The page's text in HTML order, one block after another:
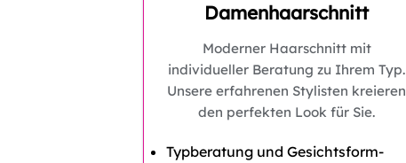
Damenhaarschnitt
Moderner Haarschnitt mit
individueller Beratung zu Ihrem Typ.
Unsere erfahrenen Stylisten kreieren
den perfekten Look für Sie.
Typberatung und Gesichtsform-